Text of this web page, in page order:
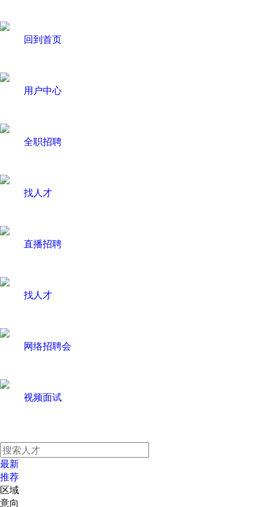
回到首页
用户中心
全职招聘
找人才
直播招聘
找人才
网络招聘会
视频面试
最新
推荐
区域
意向